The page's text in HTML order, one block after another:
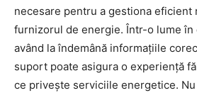
necesare pentru a gestiona eficient
furnizorul de energie. Într-o lume în
având la îndemână informațiile
suport poate asigura o experiență
ce privește serviciile energetice.